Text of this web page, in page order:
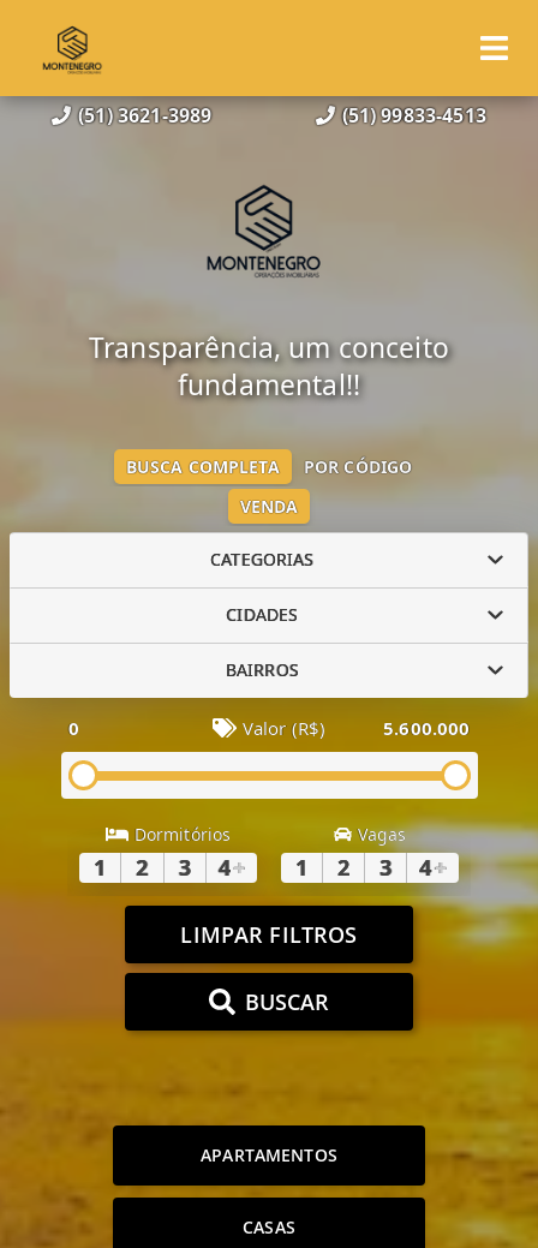
(51) 3621-3989 (51) 99833-4513
Transparência, um conceito
fundamental!!
VENDA
BUSCA COMPLETA POR CÓDIGO
CATEGORIAS
CIDADES
BAIRROS
0 Valor (R$) 5.600.000
Dormitórios
1 2 3 4+
Vagas
1 2 3 4+
LIMPAR FILTROS
BUSCAR
APARTAMENTOS
CASAS